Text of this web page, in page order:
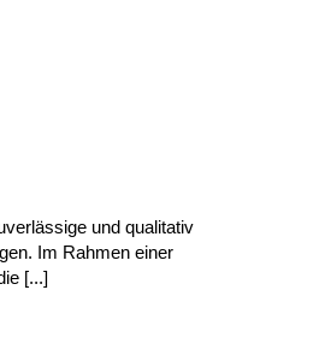
und qualitativ
Im Rahmen einer
[...]